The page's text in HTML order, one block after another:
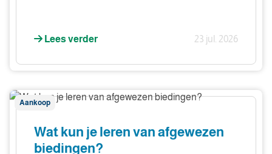
Lees verder 23 jul. 2026
Wat
kun
Aankoop
Wat kun je leren van afgewezen
biedingen?